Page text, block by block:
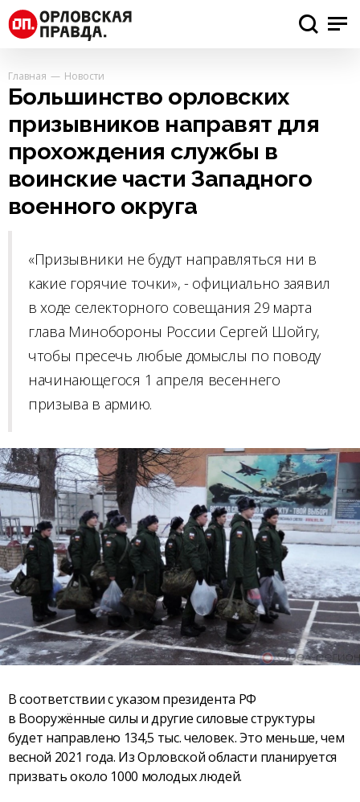
Главная Новости
Большинство орловских
призывников направят для
прохождения службы в
воинские части Западного
военного округа
«Призывники не будут направляться ни в
какие горячие точки», - официально заявил
в ходе селекторного совещания 29 марта
глава Минобороны России Сергей Шойгу,
чтобы пресечь любые домыслы по поводу
начинающегося 1 апреля весеннего
призыва в армию.
В соответствии с указом президента РФ
в Вооружённые силы и другие силовые структуры
будет направлено 134,5 тыс. человек. Это меньше, чем
весной 2021 года. Из Орловской области планируется
призвать около 1000 молодых людей.